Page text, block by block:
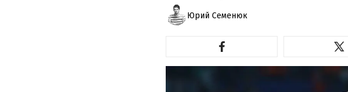
Юрий Семенюк